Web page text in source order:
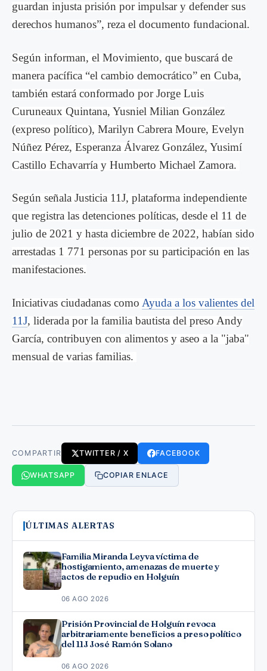
guardan injusta prisión por impulsar y defender sus
derechos humanos”, reza el documento fundacional.
Según informan, el Movimiento, que buscará de
manera pacífica “el cambio democrático” en Cuba,
también estará conformado por Jorge Luis
Curuneaux Quintana, Yusniel Milian González
(expreso político), Marilyn Cabrera Moure, Evelyn
Núñez Pérez, Esperanza Álvarez González, Yusimí
Castillo Echavarría y Humberto Michael Zamora.
Según señala Justicia 11J, plataforma independiente
que registra las detenciones políticas, desde el 11 de
julio de 2021 y hasta diciembre de 2022, habían sido
arrestadas 1 771 personas por su participación en las
manifestaciones.
Iniciativas ciudadanas como Ayuda a los valientes del
11J, liderada por la familia bautista del preso Andy
García, contribuyen con alimentos y aseo a la "jaba"
mensual de varias familias.
COMPARTIR TWITTER / X FACEBOOK
WHATSAPP COPIAR ENLACE
ÚLTIMAS ALERTAS
Familia Miranda Leyva víctima de
hostigamiento, amenazas de muerte y
actos de repudio en Holguín
06 AGO 2026
Prisión Provincial de Holguín revoca
arbitrariamente beneficios a preso político
del 11J José Ramón Solano
06 AGO 2026